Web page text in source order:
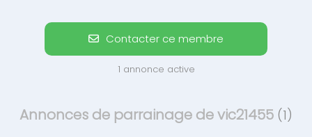
Contacter ce membre
1 annonce active
Annonces de parrainage de vic21455 (1)